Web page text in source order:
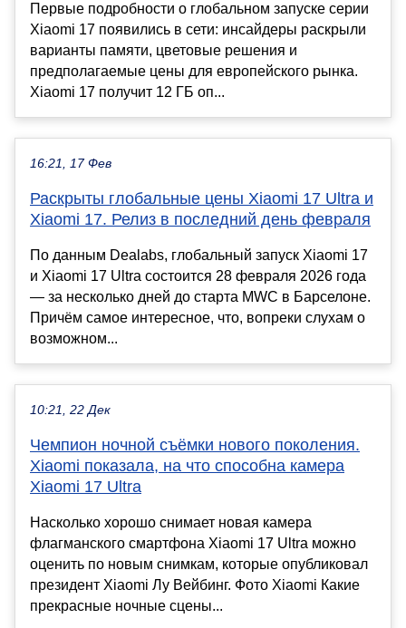
Первые подробности о глобальном запуске серии
Xiaomi 17 появились в сети: инсайдеры раскрыли
варианты памяти, цветовые решения и
предполагаемые цены для европейского рынка.
Xiaomi 17 получит 12 ГБ оп...
16:21, 17 Фев
Раскрыты глобальные цены Xiaomi 17 Ultra и
Xiaomi 17. Релиз в последний день февраля
По данным Dealabs, глобальный запуск Xiaomi 17
и Xiaomi 17 Ultra состоится 28 февраля 2026 года
— за несколько дней до старта MWC в Барселоне.
Причём самое интересное, что, вопреки слухам о
возможном...
10:21, 22 Дек
Чемпион ночной съёмки нового поколения.
Xiaomi показала, на что способна камера
Xiaomi 17 Ultra
Насколько хорошо снимает новая камера
флагманского смартфона Xiaomi 17 Ultra можно
оценить по новым снимкам, которые опубликовал
президент Xiaomi Лу Вейбинг. Фото Xiaomi Какие
прекрасные ночные сцены...